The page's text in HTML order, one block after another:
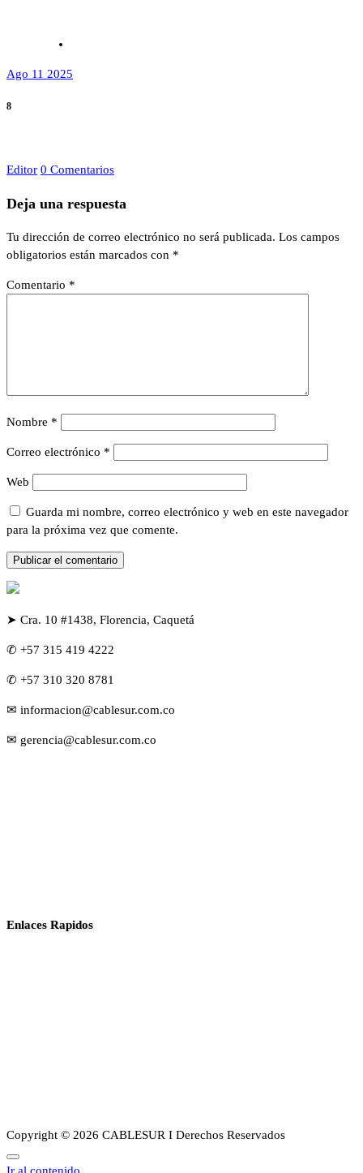
Ago 11 2025
8
Editor 0 Comentarios
Deja una respuesta
Tu dirección de correo electrónico no será publicada. Los campos
obligatorios están marcados con *
Comentario *
Nombre *
Correo electrónico *
Web
Guarda mi nombre, correo electrónico y web en este navegador
para la próxima vez que comente.
➤ Cra. 10 #1438, Florencia, Caquetá
✆ +57 315 419 4222
✆ +57 310 320 8781
✉ informacion@cablesur.com.co
✉ gerencia@cablesur.com.co
Enlaces Rapidos
Copyright © 2026 CABLESUR I Derechos Reservados